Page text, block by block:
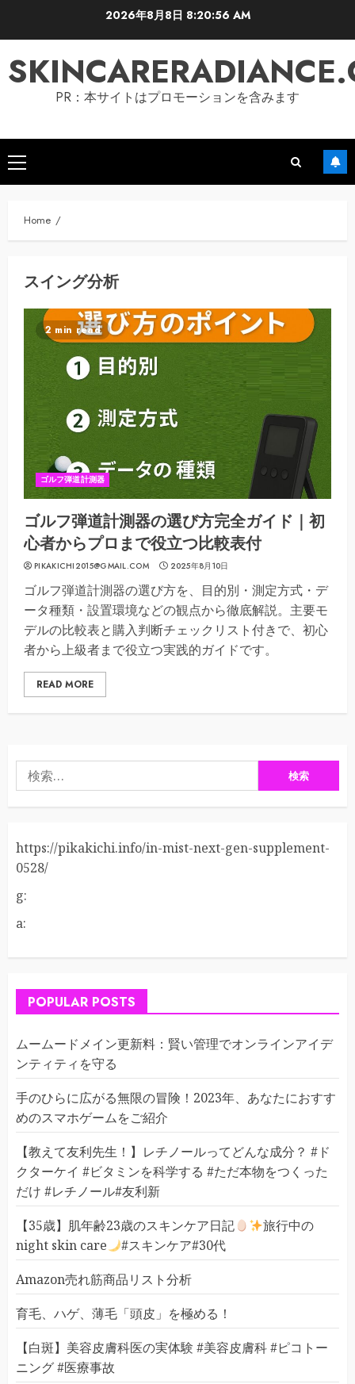
2026年8月8日 8:20:57 AM
PR：本サイトはプロモーションを含みます
Primary
Menu
Home
スイング分析
2 min read
ゴルフ弾道計測器
ゴルフ弾道計測器の選び方完全ガイド｜初
心者からプロまで役立つ比較表付
PIKAKICHI2015@GMAIL.COM 2025年8月10日
ゴルフ弾道計測器の選び方を、目的別・測定方式・デ
ータ種類・設置環境などの観点から徹底解説。主要モ
デルの比較表と購入判断チェックリスト付きで、初心
者から上級者まで役立つ実践的ガイドです。
READ MORE
索:
https://pikakichi.info/in-mist-next-gen-supplement-
0528/
g:
a:
POPULAR POSTS
ムームードメイン更新料：賢い管理でオンラインアイデ
ンティティを守る
手のひらに広がる無限の冒険！2023年、あなたにおすす
めのスマホゲームをご紹介
【教えて友利先生！】レチノールってどんな成分？ #ド
クターケイ #ビタミンを科学する #ただ本物をつくった
だけ #レチノール#友利新
【35歳】肌年齢23歳のスキンケア日記
旅行中の
night skin care
#スキンケア#30代
Amazon売れ筋商品リスト分析
育毛、ハゲ、薄毛「頭皮」を極める！
【白斑】美容皮膚科医の実体験 #美容皮膚科 #ピコトー
ニング #医療事故